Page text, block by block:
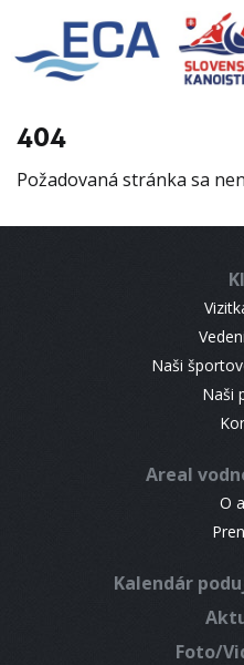
404
Požadovaná stránka sa
Naši
Naši
Areal
O
Kalendár
Foto/